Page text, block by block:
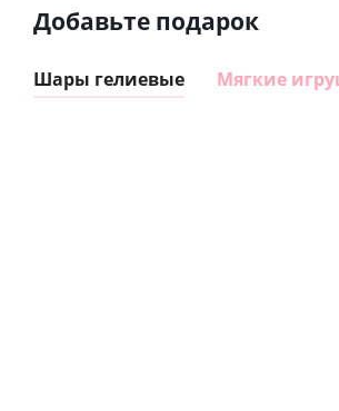
Добавьте подарок
Шары гелиевые Мягкие